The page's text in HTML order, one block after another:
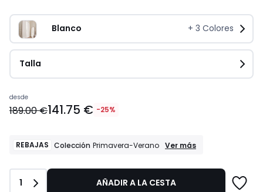
Blanco + 3 Colores
Talla
Precio
a
141.75
en
lugar
desde
189.00 €141.75 € -25%
REBAJAS Colección Primavera-Verano REBAJAS
Ver más
Cantidad
1 AÑADIR A LA CESTA